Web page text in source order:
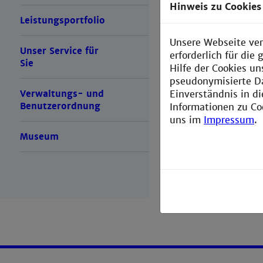
Leistungsportfolio
Unser Service für
Sie
Verwaltungs- und
Benutzerordnung
Museum
Hinweis zu Cookies
Unsere Webseite
erforderlich für die
Hilfe der Cookies
pseudonymisierte
Einverständnis in
Informationen zu
uns im Impressum.